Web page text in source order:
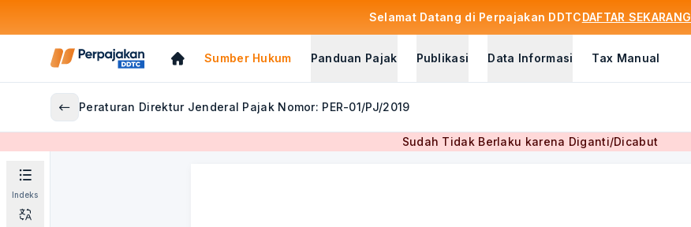
Selamat Datang di Perpajakan DDTCDAFTAR SEKARANG
Sumber Hukum Panduan Pajak Publikasi Data Informasi Tax Manual
Peraturan Direktur Jenderal Pajak Nomor: PER-01/PJ/2019
Sudah Tidak Berlaku karena Diganti/Dicabut
Indeks